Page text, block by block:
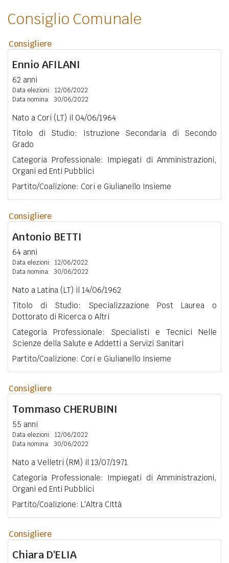
Consiglio Comunale
Consigliere
Ennio AFILANI
62 anni
Data elezioni: 12/06/2022
Data nomina: 30/06/2022
Nato a Cori (LT) il 04/06/1964
Titolo di Studio: Istruzione Secondaria di Secondo
Grado
Categoria Professionale: Impiegati di Amministrazioni,
Organi ed Enti Pubblici
Partito/Coalizione: Cori e Giulianello Insieme
Consigliere
Antonio BETTI
64 anni
Data elezioni: 12/06/2022
Data nomina: 30/06/2022
Nato a Latina (LT) il 14/06/1962
Titolo di Studio: Specializzazione Post Laurea o
Dottorato di Ricerca o Altri
Categoria Professionale: Specialisti e Tecnici Nelle
Scienze della Salute e Addetti a Servizi Sanitari
Partito/Coalizione: Cori e Giulianello Insieme
Consigliere
Tommaso CHERUBINI
55 anni
Data elezioni: 12/06/2022
Data nomina: 30/06/2022
Nato a Velletri (RM) il 13/07/1971
Categoria Professionale: Impiegati di Amministrazioni,
Organi ed Enti Pubblici
Partito/Coalizione: L'Altra Città
Consigliere
Chiara D'ELIA